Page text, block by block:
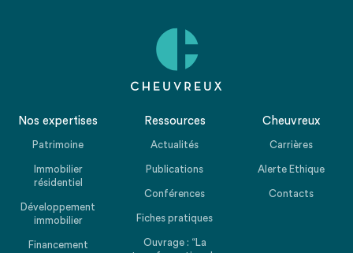
Nos expertises
Patrimoine
Immobilier
résidentiel
Développement
immobilier
Financement
Ressources
Actualités
Publications
Conférences
Fiches pratiques
Ouvrage : “La
Cheuvreux
Carrières
Alerte Ethique
Contacts